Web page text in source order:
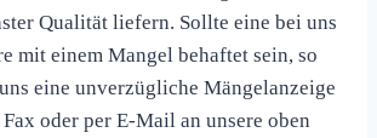
Qualität liefern. Sollte eine bei uns
mit einem Mangel behaftet sein, so
eine unverzügliche Mängelanzeige
oder per E-Mail an unsere oben